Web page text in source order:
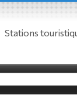
Stations